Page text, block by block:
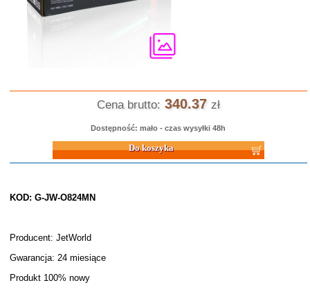
Cena brutto: 340.37 zł
Dostępność: mało - czas wysyłki 48h
Do koszyka
KOD: G-JW-O824MN
Producent: JetWorld
Gwarancja: 24 miesiące
Produkt 100% nowy